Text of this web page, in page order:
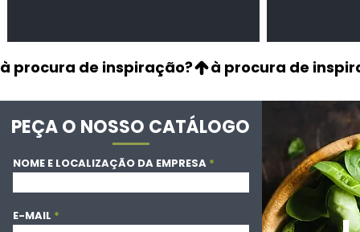
à procura de inspiração?
PEÇA O NOSSO CATÁLOGO
NOME E LOCALIZAÇÃO DA EMPRESA
E-MAIL